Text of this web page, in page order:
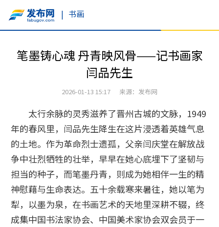
| 书画
笔墨铸心魂 丹青映风骨——记书画家
闫品先生
2026-01-13 15:17 来源：发布网
太行余脉的灵秀滋养了晋州古城的文脉，1949
年的春风里，闫品先生降生在这片浸透着英雄气息
的土地。作为革命烈士遗孤，父亲闫庆堂在解放战
争中壮烈牺牲的壮举，早早在她心底埋下了坚韧与
担当的种子，而笔墨丹青，则成为她相伴一生的精
神慰藉与生命表达。五十余载寒来暑往，她以笔为
犁，以墨为泉，在书画艺术的天地里深耕不辍，终
成集中国书法家协会、中国美术家协会双会员于一